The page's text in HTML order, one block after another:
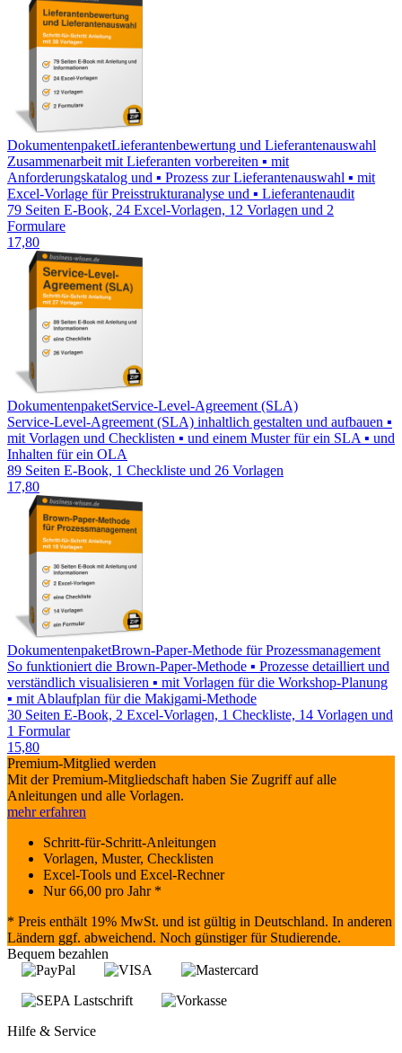
DokumentenpaketLieferantenbewertung und Lieferantenauswahl
Zusammenarbeit mit Lieferanten vorbereiten ▪ mit
Anforderungskatalog und ▪ Prozess zur Lieferantenauswahl ▪ mit
Excel-Vorlage für Preisstrukturanalyse und ▪ Lieferantenaudit
79 Seiten E-Book, 24 Excel-Vorlagen, 12 Vorlagen und 2
Formulare
17,80
DokumentenpaketService-Level-Agreement (SLA)
Service-Level-Agreement (SLA) inhaltlich gestalten und aufbauen ▪
mit Vorlagen und Checklisten ▪ und einem Muster für ein SLA ▪ und
Inhalten für ein OLA
89 Seiten E-Book, 1 Checkliste und 26 Vorlagen
17,80
DokumentenpaketBrown-Paper-Methode für Prozessmanagement
So funktioniert die Brown-Paper-Methode ▪ Prozesse detailliert und
verständlich visualisieren ▪ mit Vorlagen für die Workshop-Planung
▪ mit Ablaufplan für die Makigami-Methode
30 Seiten E-Book, 2 Excel-Vorlagen, 1 Checkliste, 14 Vorlagen und
1 Formular
15,80
Premium-Mitglied werden
Mit der Premium-Mitgliedschaft haben Sie Zugriff auf alle
Anleitungen und alle Vorlagen.
mehr erfahren
Schritt-für-Schritt-Anleitungen
Vorlagen, Muster, Checklisten
Excel-Tools und Excel-Rechner
Nur66,00 pro Jahr *
* Preis enthält 19% MwSt. und ist gültig in Deutschland. In anderen
Ländern ggf. abweichend. Noch günstiger für Studierende.
Bequem bezahlen
Hilfe & Service